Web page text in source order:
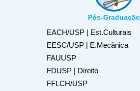
Pós-Graduação
EACH/USP | Est.Culturais
EESC/USP | E.Mecânica
FAUUSP
FDUSP | Direito
FFLCH/USP